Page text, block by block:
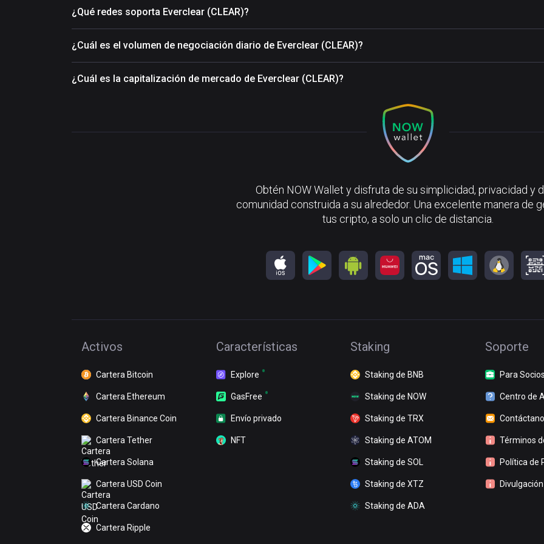
¿Qué redes soporta Everclear (CLEAR)?
¿Cuál es el volumen de negociación diario de Everclear (CLEAR)?
¿Cuál es la capitalización de mercado de Everclear (CLEAR)?
Obtén NOW Wallet y disfruta de su simplicidad, privacidad y
comunidad construida a su alrededor. Una excelente manera de
tus cripto, a solo un clic de distancia.
Activos
Cartera Bitcoin
Cartera Ethereum
Cartera Binance Coin
Cartera Tether
Cartera Solana
Cartera USD Coin
Cartera Cardano
Cartera Ripple
Características
Explore
GasFree
Envío privado
NFT
Staking
Staking de BNB
Staking de NOW
Staking de TRX
Staking de ATOM
Staking de SOL
Staking de XTZ
Staking de ADA
Soporte
Para Socios
Centro de
Términos
Política de